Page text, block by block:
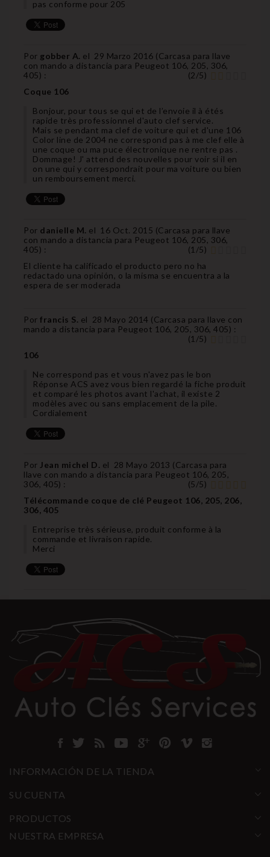
pas conforme pour 205
Por gobber A. el 29 Marzo 2016 (Carcasa para llave
con mando a distancia para Peugeot 106, 205, 306,
405) : (2/5)
Coque 106
Bonjour, pour tous se qui et de l’envoie il à étés
rapide très professionnel d'auto clef service.
Mais se pendant ma clef de voiture qui et d'une 106
Color line de 2004 ne correspond pas à me clef elle à
une coque ou ma puce électronique ne rentre pas .
Dommage! J' attend des nouvelles pour voir si il en
on une qui y correspondrait pour ma voiture ou bien
un remboursement merci.
Por danielle M. el 16 Oct. 2015 (Carcasa para llave
con mando a distancia para Peugeot 106, 205, 306,
405) : (1 /5)
El cliente ha calificado el producto pero no ha
redactado una opinión, o la misma se encuentra a la
espera de ser moderada
Por francis S. el 28 Mayo 2014 (Carcasa para llave con
mando a distancia para Peugeot 106, 205, 306, 405) :
(1 /5)
106
Ne correspond pas et vous n'avez pas le bon
Réponse ACS avez vous bien regardé la fiche produit
et comparé les photos avant l'achat, il existe 2
modèles avec ou sans emplacement de la pile.
Cordialement
Por Jean michel D. el 28 Mayo 2013 (Carcasa para
llave con mando a distancia para Peugeot 106, 205,
306, 405) : (5/5)
Télécommande coque de clé Peugeot 106, 205, 206,
306, 405
Entreprise très sérieuse, produit conforme à la
commande et livraison rapide.
Merci
INFORMACIÓN DE LA TIENDA
SU CUENTA
PRODUCTOS
NUESTRA EMPRESA